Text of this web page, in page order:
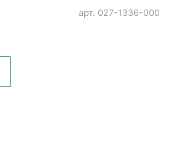
арт. 027-1336-000